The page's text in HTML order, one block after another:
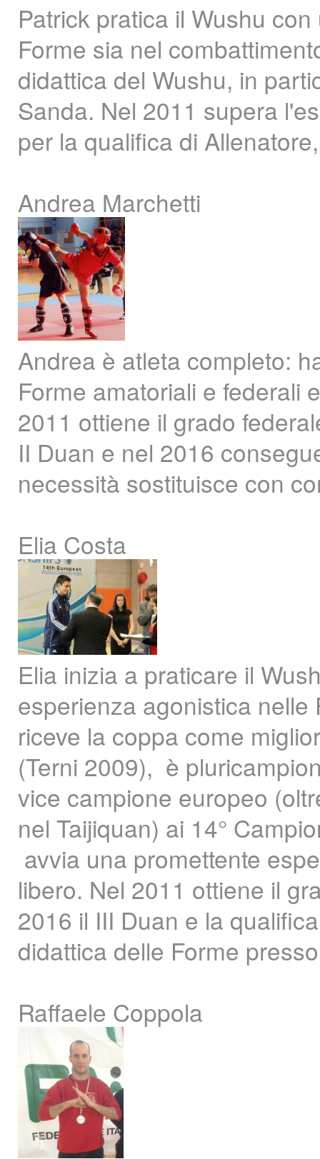
Patrick pratica il Wushu
Forme sia nel
didattica del Wushu, in
Sanda. Nel 2011 supera
per la qualifica di
Andrea Marchetti
Andrea è atleta completo:
Forme amatoriali e federali
2011 ottiene il grado
II Duan e nel 2016
necessità sostituisce con
Elia Costa
Elia inizia a praticare il
esperienza agonistica
riceve la coppa come
(Terni 2009), è
vice campione europeo
nel Taijiquan) ai 14°
avvia una promettente
libero. Nel 2011 ottiene il
2016 il III Duan e la
didattica delle Forme
Raffaele Coppola